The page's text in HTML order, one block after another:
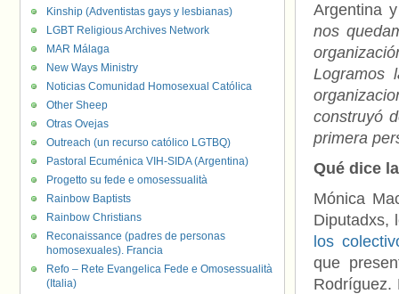
Argentina
nos
Logramos
construyó
primera
Qué dice
Mónica
Diputadxs,
los
que
Rodríguez.
Kinship (Adventistas gays y lesbianas)
LGBT Religious Archives Network
MAR Málaga
New Ways Ministry
Noticias Comunidad Homosexual Católica
Other Sheep
Otras Ovejas
Outreach (un recurso católico LGTBQ)
Pastoral Ecuménica VIH-SIDA (Argentina)
Progetto su fede e omosessualità
Rainbow Baptists
Rainbow Christians
Reconaissance (padres de personas
homosexuales). Francia
Refo – Rete Evangelica Fede e Omosessualità
(Italia)